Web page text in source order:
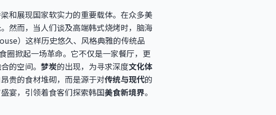
和展现国家软实力的重要载体。在众多美
然而，当人们谈及高端韩式烧烤时，脑海
）这样历史悠久、风格典雅的传统品
圈掀起一场革命。它不仅是一家餐厅，更
的空间。 梦炭的出现，为寻求深度文化体
贵的食材堆砌，而是源于对传统与现代的
宴，引领着食客们探索韩国美食新境界。